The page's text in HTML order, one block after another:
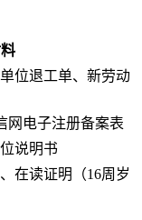
位退工单、新劳动
网电子注册备案表
说明书
在读证明（16周岁